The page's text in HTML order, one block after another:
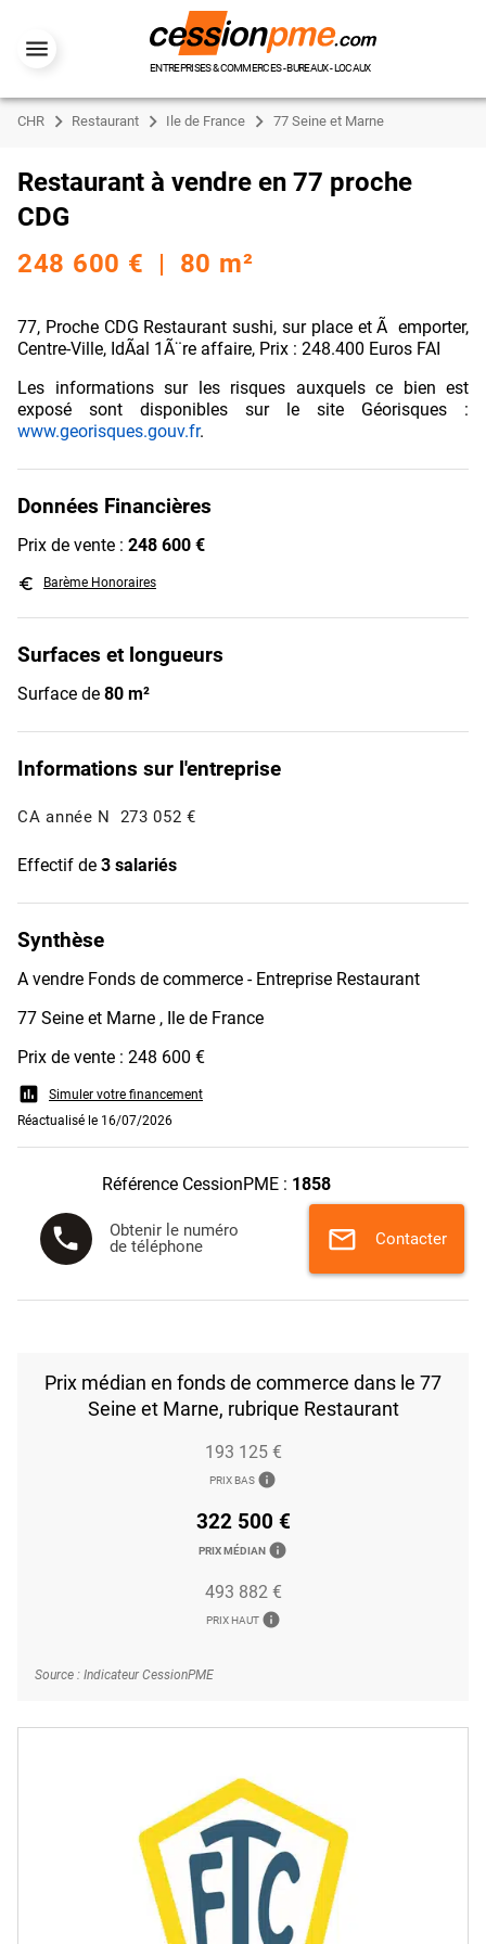
ENTREPRISES & COMMERCES - BUREAUX - LOCAUX
CHR Restaurant Ile de France 77 Seine et Marne
Restaurant à vendre en 77 proche
CDG
248 600 € | 80 m²
77, Proche CDG Restaurant sushi, sur place et Ã emporter,
Centre-Ville, IdÃal 1Ã¨re affaire, Prix : 248.400 Euros FAI
Les informations sur les risques auxquels ce bien est
exposé sont disponibles sur le site Géorisques :
www.georisques.gouv.fr.
Données Financières
Prix de vente : 248 600 €
euro_symbol Barème Honoraires
Surfaces et longueurs
Surface de 80 m²
Informations sur l'entreprise
CA année N 273 052 €
Effectif de 3 salariés
Synthèse
A vendre Fonds de commerce - Entreprise Restaurant
77 Seine et Marne , Ile de France
Prix de vente : 248 600 €
assessment
Simuler votre financement
Réactualisé le 16/07/2026
Référence CessionPME : 1858
phone
Obtenir le numéro
de téléphone
mail Contacter
Prix médian en fonds de commerce dans le 77
Seine et Marne, rubrique Restaurant
193 125 €
PRIX BAS info
322 500 €
PRIX MÉDIAN info
493 882 €
PRIX HAUT info
Source : Indicateur CessionPME